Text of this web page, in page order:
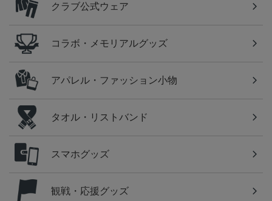
クラブ公式ウェア
コラボ・メモリアルグッズ
アパレル・ファッション小物
タオル・リストバンド
スマホグッズ
観戦・応援グッズ